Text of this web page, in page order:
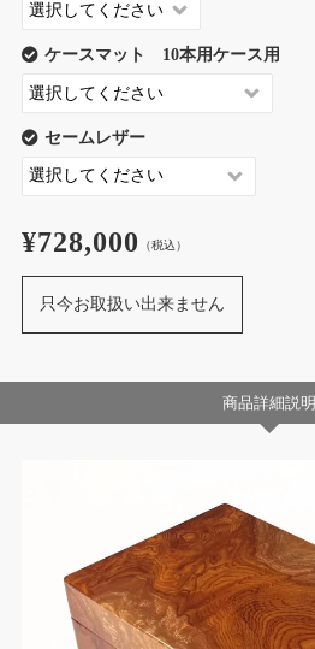
ケースマット 10本用ケース用
セームレザー
¥728,000 （税込）
只今お取扱い出来ません
商品詳細説明